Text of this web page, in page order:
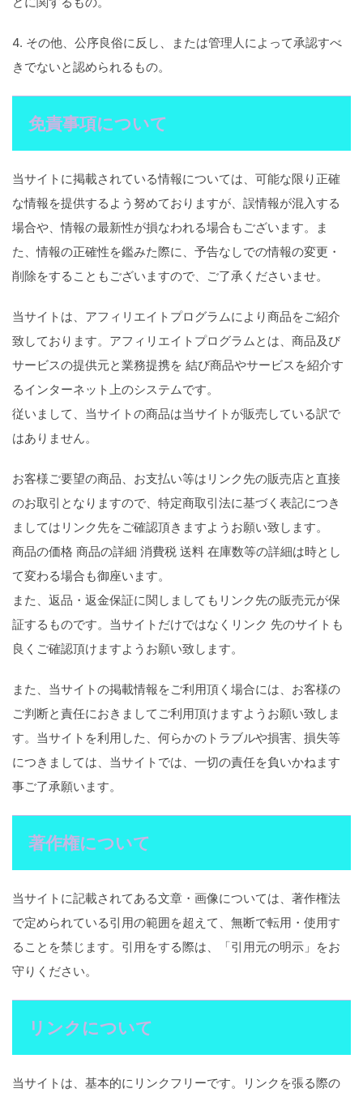
4. その他、公序良俗に反し、または管理人によって承認すべ
きでないと認められるもの。
免責事項について
当サイトに掲載されている情報については、可能な限り正確
な情報を提供するよう努めておりますが、誤情報が混入する
場合や、情報の最新性が損なわれる場合もございます。ま
た、情報の正確性を鑑みた際に、予告なしでの情報の変更・
削除をすることもございますので、ご了承くださいませ。
当サイトは、アフィリエイトプログラムにより商品をご紹介
致しております。アフィリエイトプログラムとは、商品及び
サービスの提供元と業務提携を 結び商品やサービスを紹介す
るインターネット上のシステムです。
従いまして、当サイトの商品は当サイトが販売している訳で
はありません。
お客様ご要望の商品、お支払い等はリンク先の販売店と直接
のお取引となりますので、特定商取引法に基づく表記につき
ましてはリンク先をご確認頂きますようお願い致します。
商品の価格 商品の詳細 消費税 送料 在庫数等の詳細は時とし
て変わる場合も御座います。
また、返品・返金保証に関しましてもリンク先の販売元が保
証するものです。当サイトだけではなくリンク 先のサイトも
良くご確認頂けますようお願い致します。
また、当サイトの掲載情報をご利用頂く場合には、お客様の
ご判断と責任におきましてご利用頂けますようお願い致しま
す。当サイトを利用した、何らかのトラブルや損害、損失等
につきましては、当サイトでは、一切の責任を負いかねます
事ご了承願います。
著作権について
当サイトに記載されてある文章・画像については、著作権法
で定められている引用の範囲を超えて、無断で転用・使用す
ることを禁じます。引用をする際は、「引用元の明示」をお
守りください。
リンクについて
当サイトは、基本的にリンクフリーです。リンクを張る際の